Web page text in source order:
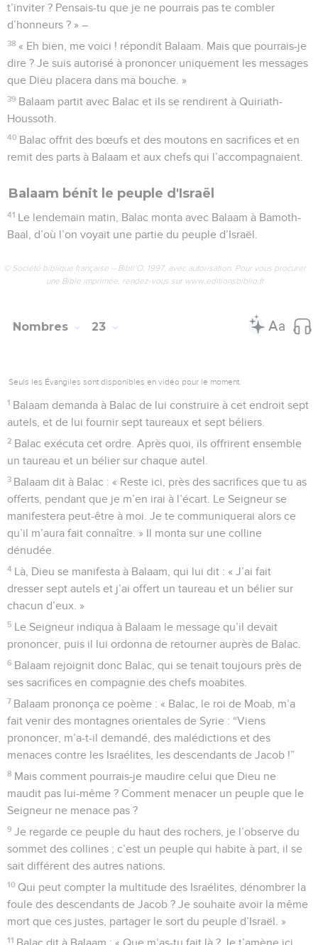
t’inviter ? Pensais-tu que je ne pourrais pas te combler
d’honneurs ? » –
38 « Eh bien, me voici ! répondit Balaam. Mais que pourrais-je
dire ? Je suis autorisé à prononcer uniquement les messages
que Dieu placera dans ma bouche. »
39 Balaam partit avec Balac et ils se rendirent à Quiriath-
Houssoth.
40 Balac offrit des bœufs et des moutons en sacrifices et en
remit des parts à Balaam et aux chefs qui l’accompagnaient.
Balaam bénit le peuple d'Israël
41 Le lendemain matin, Balac monta avec Balaam à Bamoth-
Baal, d’où l’on voyait une partie du peuple d’Israël.
© Société biblique française – Bibli’O, 1997, avec autorisation. Pour vous procurer
une Bible imprimée, rendez-vous sur www.editionsbiblio.fr
Nombres 23
Seuls les Évangiles sont disponibles en vidéo pour le moment.
1 Balaam demanda à Balac de lui construire à cet endroit sept
autels, et de lui fournir sept taureaux et sept béliers.
2 Balac exécuta cet ordre. Après quoi, ils offrirent ensemble
un taureau et un bélier sur chaque autel.
3 Balaam dit à Balac : « Reste ici, près des sacrifices que tu as
offerts, pendant que je m’en irai à l’écart. Le Seigneur se
manifestera peut-être à moi. Je te communiquerai alors ce
qu’il m’aura fait connaître. » Il monta sur une colline
dénudée.
4 Là, Dieu se manifesta à Balaam, qui lui dit : « J’ai fait
dresser sept autels et j’ai offert un taureau et un bélier sur
chacun d’eux. »
5 Le Seigneur indiqua à Balaam le message qu’il devait
prononcer, puis il lui ordonna de retourner auprès de Balac.
6 Balaam rejoignit donc Balac, qui se tenait toujours près de
ses sacrifices en compagnie des chefs moabites.
7 Balaam prononça ce poème : « Balac, le roi de Moab, m’a
fait venir des montagnes orientales de Syrie : “Viens
prononcer, m’a-t-il demandé, des malédictions et des
menaces contre les Israélites, les descendants de Jacob !”
8 Mais comment pourrais-je maudire celui que Dieu ne
maudit pas lui-même ? Comment menacer un peuple que le
Seigneur ne menace pas ?
9 Je regarde ce peuple du haut des rochers, je l’observe du
sommet des collines ; c’est un peuple qui habite à part, il se
sait différent des autres nations.
10 Qui peut compter la multitude des Israélites, dénombrer la
foule des descendants de Jacob ? Je souhaite avoir la même
mort que ces justes, partager le sort du peuple d’Israël. »
11 Balac dit à Balaam : « Que m’as-tu fait là ? Je t’amène ici